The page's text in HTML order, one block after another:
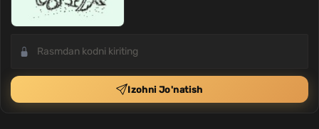
Izohni Jo'natish